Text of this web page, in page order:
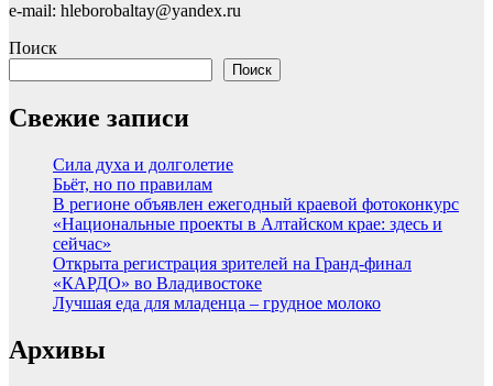
e-mail: hleborobaltay@yandex.ru
Поиск
Поиск
Свежие записи
Сила духа и долголетие
Бьёт, но по правилам
В регионе объявлен ежегодный краевой фотоконкурс
«Национальные проекты в Алтайском крае: здесь и
сейчас»
Открыта регистрация зрителей на Гранд-финал
«КАРДО» во Владивостоке
Лучшая еда для младенца – грудное молоко
Архивы